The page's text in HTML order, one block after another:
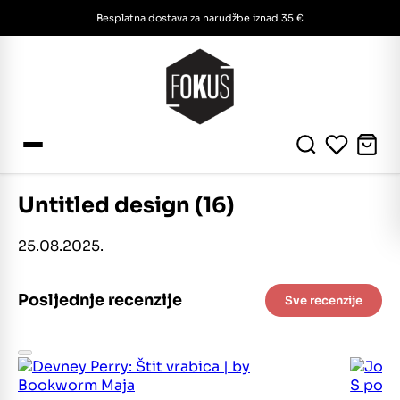
Besplatna dostava za narudžbe iznad 35 €
Untitled design (16)
25.08.2025.
Posljednje recenzije Sve recenzije